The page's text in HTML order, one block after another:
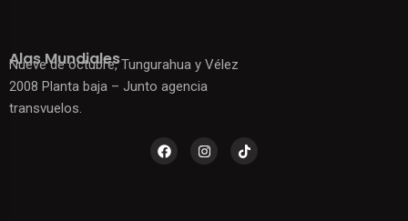
Alas Mundiales
Nueve de octubre, Tungurahua y Vélez
2008 Planta baja – Junto agencia
transvuelos.